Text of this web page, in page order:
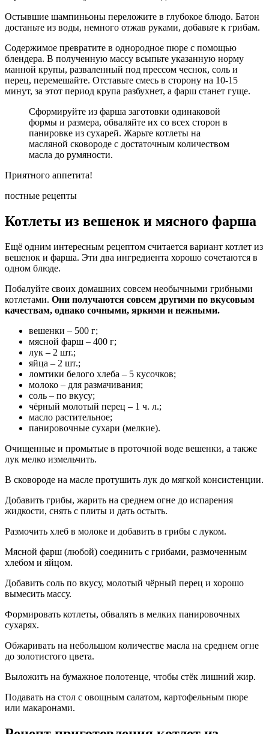
Остывшие шампиньоны переложите в глубокое блюдо. Батон
достаньте из воды, немного отжав руками, добавьте к грибам.
Содержимое превратите в однородное пюре с помощью
блендера. В полученную массу всыпьте указанную норму
манной крупы, разваленный под прессом чеснок, соль и
перец, перемешайте. Отставьте смесь в сторону на 10-15
минут, за этот период крупа разбухнет, а фарш станет гуще.
Сформируйте из фарша заготовки одинаковой
формы и размера, обваляйте их со всех сторон в
панировке из сухарей. Жарьте котлеты на
масляной сковороде с достаточным количеством
масла до румяности.
Приятного аппетита!
постные рецепты
Котлеты из вешенок и мясного фарша
Ещё одним интересным рецептом считается вариант котлет из
вешенок и фарша. Эти два ингредиента хорошо сочетаются в
одном блюде.
Побалуйте своих домашних совсем необычными грибными
котлетами. Они получаются совсем другими по вкусовым
качествам, однако сочными, яркими и нежными.
вешенки – 500 г;
мясной фарш – 400 г;
лук – 2 шт.;
яйца – 2 шт.;
ломтики белого хлеба – 5 кусочков;
молоко – для размачивания;
соль – по вкусу;
чёрный молотый перец – 1 ч. л.;
масло растительное;
панировочные сухари (мелкие).
Очищенные и промытые в проточной воде вешенки, а также
лук мелко измельчить.
В сковороде на масле протушить лук до мягкой консистенции.
Добавить грибы, жарить на среднем огне до испарения
жидкости, снять с плиты и дать остыть.
Размочить хлеб в молоке и добавить в грибы с луком.
Мясной фарш (любой) соединить с грибами, размоченным
хлебом и яйцом.
Добавить соль по вкусу, молотый чёрный перец и хорошо
вымесить массу.
Формировать котлеты, обвалять в мелких панировочных
сухарях.
Обжаривать на небольшом количестве масла на среднем огне
до золотистого цвета.
Выложить на бумажное полотенце, чтобы стёк лишний жир.
Подавать на стол с овощным салатом, картофельным пюре
или макаронами.